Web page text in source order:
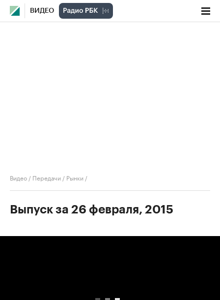
ВИДЕО
Видео / Передачи / Рынки /
Выпуск за 26 февраля, 2015